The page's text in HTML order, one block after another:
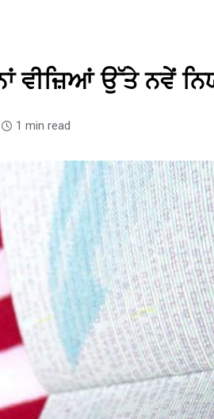
ਵੀਜ਼ਿਆਂ ਉੱਤੇ ਨਵੇਂ
1 min read